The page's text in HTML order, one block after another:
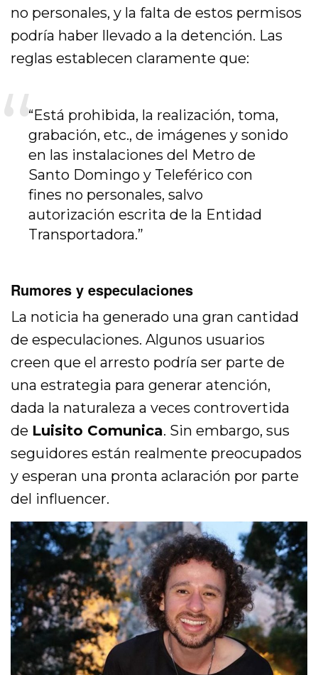
no personales, y la falta de estos permisos
podría haber llevado a la detención. Las
reglas establecen claramente que:
“Está prohibida, la realización, toma,
grabación, etc., de imágenes y sonido
en las instalaciones del Metro de
Santo Domingo y Teleférico con
fines no personales, salvo
autorización escrita de la Entidad
Transportadora.”
Rumores y especulaciones
La noticia ha generado una gran cantidad
de especulaciones. Algunos usuarios
creen que el arresto podría ser parte de
una estrategia para generar atención,
dada la naturaleza a veces controvertida
de Luisito Comunica. Sin embargo, sus
seguidores están realmente preocupados
y esperan una pronta aclaración por parte
del influencer.